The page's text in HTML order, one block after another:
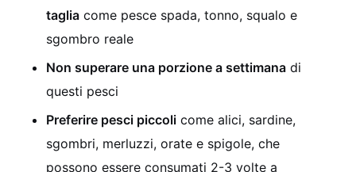
taglia come pesce spada, tonno, squalo e
sgombro reale
Non superare una porzione a settimana di
questi pesci
Preferire pesci piccoli come alici, sardine,
sgombri, merluzzi, orate e spigole, che
possono essere consumati 2-3 volte a